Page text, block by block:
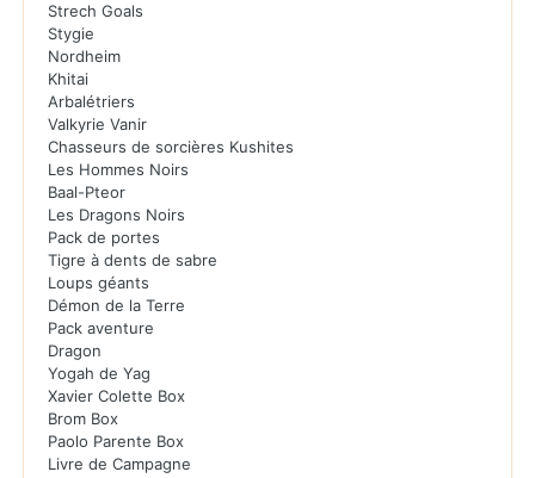
Strech Goals
Stygie
Nordheim
Khitai
Arbalétriers
Valkyrie Vanir
Chasseurs de sorcières Kushites
Les Hommes Noirs
Baal-Pteor
Les Dragons Noirs
Pack de portes
Tigre à dents de sabre
Loups géants
Démon de la Terre
Pack aventure
Dragon
Yogah de Yag
Xavier Colette Box
Brom Box
Paolo Parente Box
Livre de Campagne